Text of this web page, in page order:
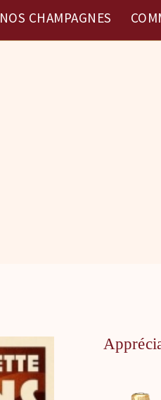
NOS CHAMPAGNES